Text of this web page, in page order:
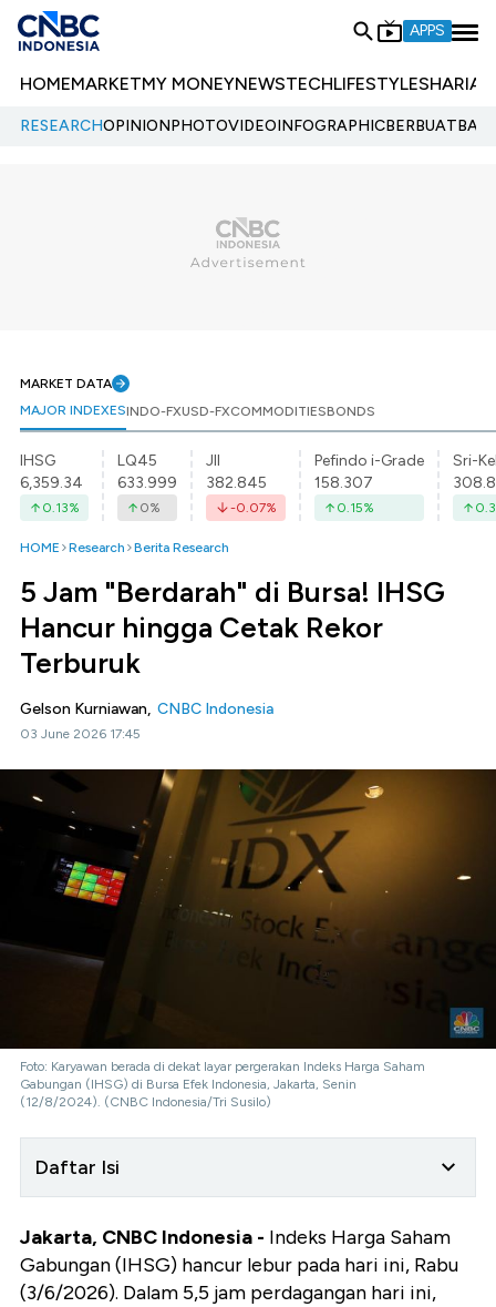
APPS
HOMEMARKETMY MONEYNEWSTECHLIFESTYLESHARIA
RESEARCHOPINIONPHOTOVIDEOINFOGRAPHIC
MARKET DATA
MAJOR INDEXESINDO-FXUSD-FXCOMMODITIESBONDS
IHSG
6,359.34
0.13%
LQ45
633.999
0%
JII
382.845
-0.07%
Pefindo i-Grade
158.307
0.15%
Sri-
0.3
HOME Research Berita Research
5 Jam "Berdarah" di Bursa! IHSG
Hancur hingga Cetak Rekor
Terburuk
Gelson Kurniawan, CNBC Indonesia
03 June 2026 17:45
Foto: Karyawan berada di dekat layar pergerakan Indeks Harga Saham
Gabungan (IHSG) di Bursa Efek Indonesia, Jakarta, Senin
(12/8/2024). (CNBC Indonesia/Tri Susilo)
Daftar Isi
Jakarta, CNBC Indonesia - Indeks Harga Saham
Gabungan (IHSG) hancur lebur pada hari ini, Rabu
(3/6/2026). Dalam 5,5 jam perdagangan hari ini,